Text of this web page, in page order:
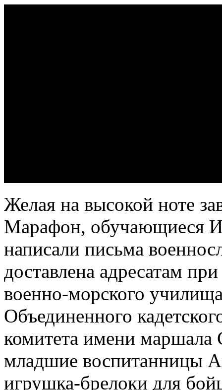
Желая на высокой ноте
Марафон, обучающиеся
написали письма
доставлена адресатам
военно-морского
Объединенного
комитета имени маршала
младшие воспитанницы
игрушка-брелоки для